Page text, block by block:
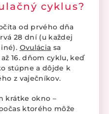
cyklus?
od prvého dňa
28 dní (u každej
Ovulácia sa
16. dňom cyklu, keď
stúpne a dôjde k
z vaječníkov.
krátke okno –
ktorého môže